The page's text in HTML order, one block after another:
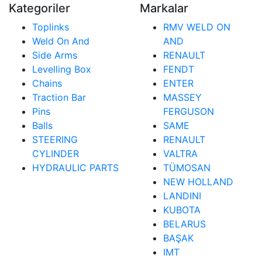
Kategoriler
Toplinks
Weld On And
Side Arms
Levelling Box
Chains
Traction Bar
Pins
Balls
STEERING
CYLINDER
HYDRAULIC PARTS
Markalar
RMV WELD ON
AND
RENAULT
FENDT
ENTER
MASSEY
FERGUSON
SAME
RENAULT
VALTRA
TÜMOSAN
NEW HOLLAND
LANDINI
KUBOTA
BELARUS
BAŞAK
IMT